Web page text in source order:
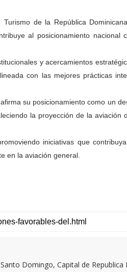
de la República
al posicionamiento nacional
y acercamientos
con las mejores prácticas
su posicionamiento como un
la proyección de la aviación
iniciativas que
en la aviación general.
Domingo, Capital de Republica